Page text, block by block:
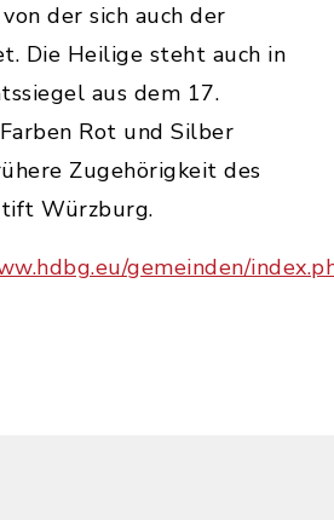
der sich auch der
Die Heilige steht auch in
aus dem 17.
Rot und Silber
Zugehörigkeit des
Würzburg.
gemeinden/